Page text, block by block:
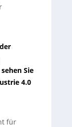
Sie
4.0
für